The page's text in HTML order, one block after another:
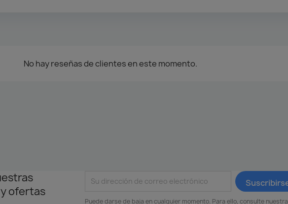
No hay reseñas de clientes en este momento.
ofertas
Puede darse de baja en cualquier momento. Para ello, consulte nuestra